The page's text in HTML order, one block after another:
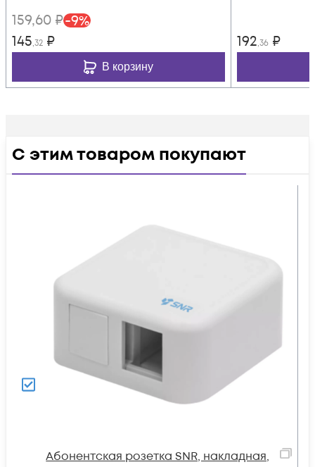
159,60 ₽-9%
145,32 ₽
В корзину
192,36 ₽
С этим товаром покупают
Абонентская розетка SNR, накладная,